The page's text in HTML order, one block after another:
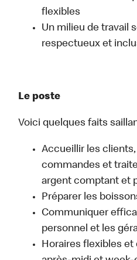
flexibles
Un milieu de travail
respectueux et
Le poste
Voici quelques faits
Accueillir les
commandes et
argent comptant et
Préparer les
Communiquer
personnel et les
Horaires flexibles et